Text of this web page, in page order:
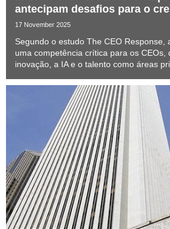
antecipam desafios para o
17 November 2025
Segundo o estudo The CEO Response,
uma competência crítica para os CEOs,
inovação, a IA e o talento como áreas